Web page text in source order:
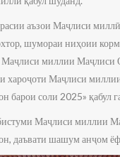
аъзои Маҷлиси
шумораи ниҳоии
Маҷлиси миллии
хароҷоти Маҷлиси
барои соли 2025» қабул
Маҷлиси миллии
даъвати шашум анҷом